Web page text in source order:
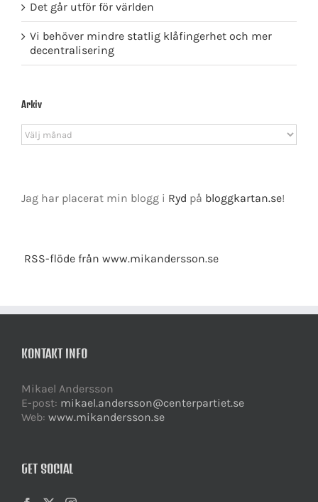
Det går utför för världen
Vi behöver mindre statlig klåfingerhet och mer
decentralisering
Arkiv
Arkiv
Jag har placerat min blogg i Ryd på bloggkartan.se!
RSS-flöde från www.mikandersson.se
KONTAKT INFO
Mikael Andersson
E-post: mikael.andersson@centerpartiet.se
Web: www.mikandersson.se
GET SOCIAL